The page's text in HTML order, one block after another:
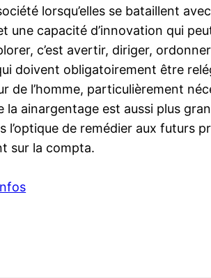
lorsqu’elles se bataillent
une capacité d’innovation qui
c’est avertir, diriger,
doivent obligatoirement être
l’homme, particulièrement
ainargentage est aussi plus
l’optique de remédier aux
sur la compta.